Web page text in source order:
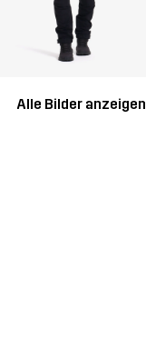
Alle Bilder anzeigen